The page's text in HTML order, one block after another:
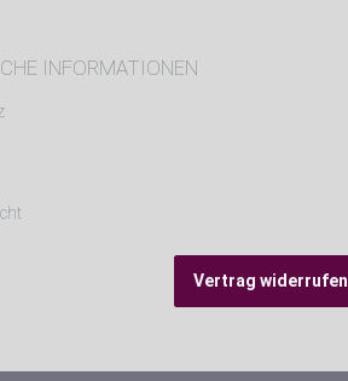
INFORMATIONEN
Vertrag widerrufen